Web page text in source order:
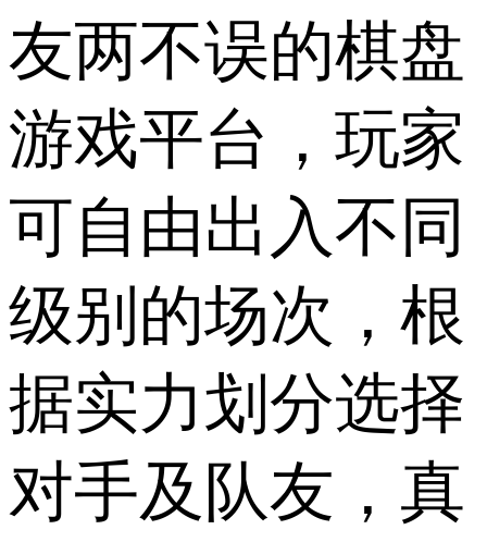
友两不误的棋盘
游戏平台，玩家
可自由出入不同
级别的场次，根
据实力划分选择
对手及队友，真